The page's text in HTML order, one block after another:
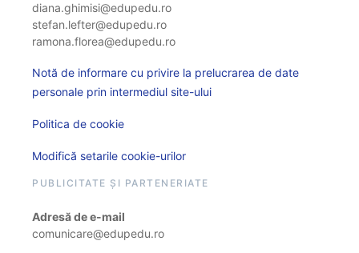
diana.ghimisi@edupedu.ro
stefan.lefter@edupedu.ro
ramona.florea@edupedu.ro
Notă de informare cu privire la prelucrarea de date
personale prin intermediul site-ului
Politica de cookie
Modifică setarile cookie-urilor
PUBLICITATE ȘI PARTENERIATE
Adresă de e-mail
comunicare@edupedu.ro